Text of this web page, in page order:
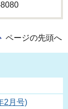
ページの先頭へ
2月号)